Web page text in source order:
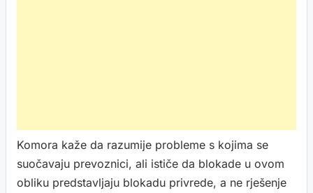
Komora kaže da razumije probleme s kojima se
suočavaju prevoznici, ali ističe da blokade u ovom
obliku predstavljaju blokadu privrede, a ne rješenje